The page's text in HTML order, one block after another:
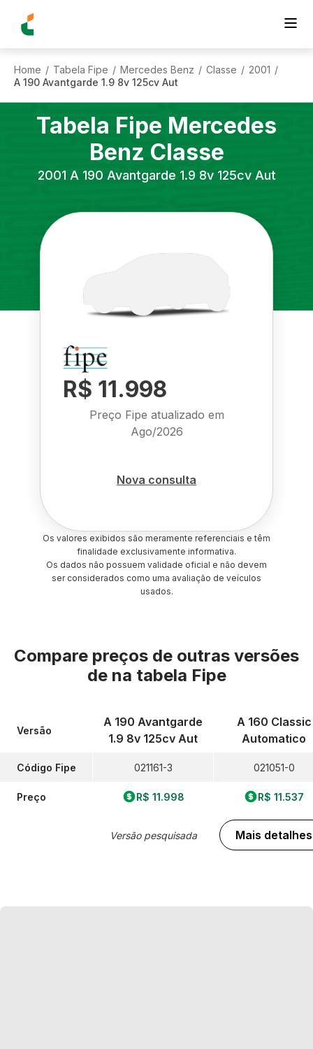
Home / Tabela Fipe / Mercedes Benz / Classe / 2001 /
A 190 Avantgarde 1.9 8v 125cv Aut
Tabela Fipe Mercedes
Benz Classe
2001 A 190 Avantgarde 1.9 8v 125cv Aut
R$ 11.998
Preço Fipe atualizado em
Ago/2026
Nova consulta
Os valores exibidos são meramente referenciais e têm
finalidade exclusivamente informativa.
Os dados não possuem validade oficial e não devem
ser considerados como uma avaliação de veículos
usados.
Compare preços de outras versões
de na tabela Fipe
Versão
Código Fipe
Preço
A 190 Avantgarde
1.9 8v 125cv Aut
021161-3
R$ 11.998
Versão pesquisada
A 160 Classic
Automatico
021051-0
R$ 11.537
Mais detalhes